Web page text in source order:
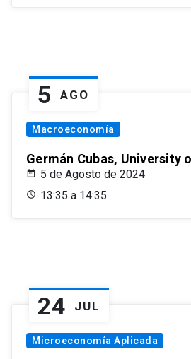
5 AGO
Macroeconomía
Germán Cubas, University
5 de Agosto de 2024
13:35 a 14:35
24 JUL
Microeconomía Aplicada